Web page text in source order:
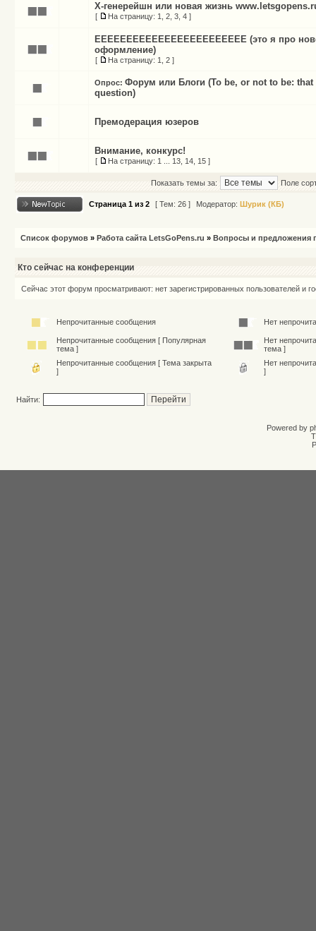
X-генерейшн или новая жизнь
[ На страницу: 1 2 3 4 ]
ЕЕЕЕЕЕЕЕЕЕЕЕЕЕЕЕЕЕЕЕЕЕЕЕ (это я про
оформление)
[ На страницу: 1 2 ]
Опрос: Форум или Блоги (To be, or not to be: that
question)
Премодерация юзеров
Внимание, конкурс!
[ На страницу: 1 13 14 15 ]
Показать темы за: Поле
Страница 1 из 2 [ Тем: 26 ] Модератор: Шурик (КБ)
Список форумов » Работа сайта LetsGoPens.ru » Вопросы и предложения
Кто сейчас на конференции
Сейчас этот форум просматривают: нет зарегистрированных пользователей и
Непрочитанные сообщения Нет
Непрочитанные сообщения [ Популярная
тема ]
Нет
тема ]
Непрочитанные сообщения [ Тема закрыта
]
Нет
]
Найти:
Powered by